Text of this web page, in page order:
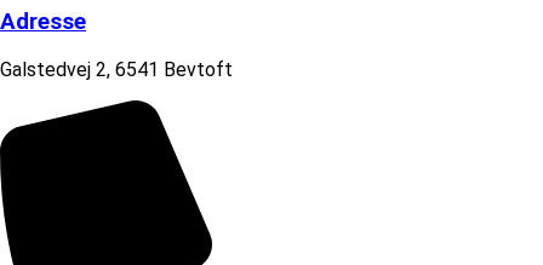
Adresse
Galstedvej 2, 6541 Bevtoft